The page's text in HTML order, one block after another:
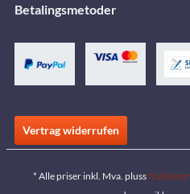
Betalingsmetoder
Vertrag widerrufen
* Alle priser inkl. Mva. pluss